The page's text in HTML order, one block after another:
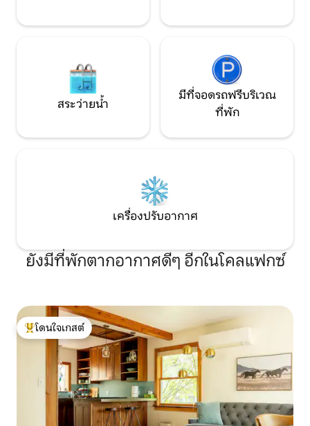
สระว่ายน้ำ
มีที่จอดรถฟรีบริเวณ
ที่พัก
เครื่องปรับอากาศ
ยังมีที่พักตากอากาศดีๆ อีกในโคลแฟกซ์
โดนใจเกสต์ที่สุด
โดนใจเกสต์